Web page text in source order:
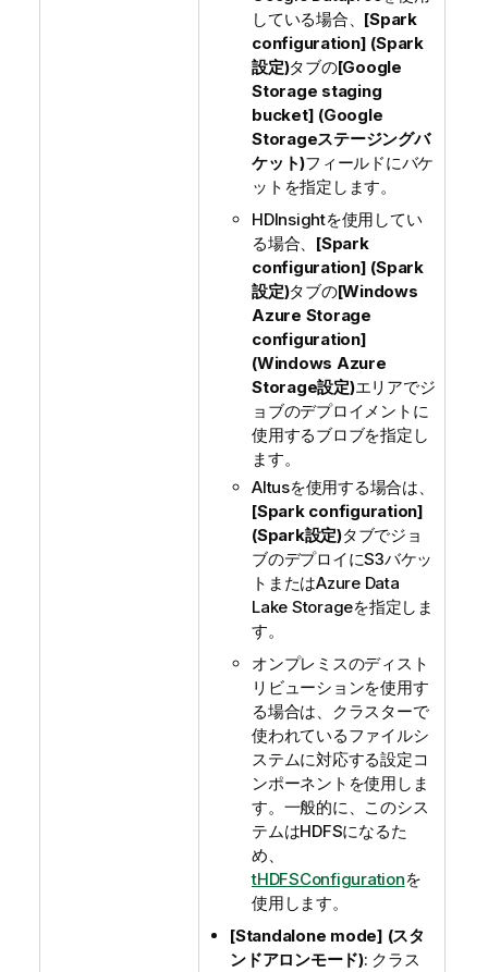
している場合、 [Spark
configuration] (Spark
設定)タブの[Google
Storage staging
bucket] (Google
Storageステージングバ
ケット)フィールドにバケ
ットを指定します。
HDInsightを使用してい
る場合、 [Spark
configuration] (Spark
設定)タブの[Windows
Azure Storage
configuration]
(Windows Azure
Storage設定)エリアでジ
ョブのデプロイメントに
使用するブロブを指定し
ます。
Altusを使用する場合は、
[Spark configuration]
(Spark設定)タブでジョ
ブのデプロイにS3バケッ
トまたはAzure Data
Lake Storageを指定しま
す。
オンプレミスのディスト
リビューションを使用す
る場合は、クラスターで
使われているファイルシ
ステムに対応する設定コ
ンポーネントを使用しま
す。一般的に、このシス
テムはHDFSになるた
め、
tHDFSConfigurationを
使用します。
[Standalone mode] (スタ
ンドアロンモード): クラス